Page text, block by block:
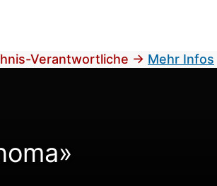
Verantwortliche → Mehr Infos